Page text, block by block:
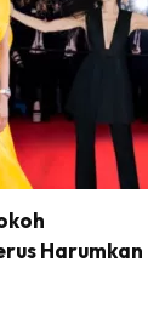
Harumkan